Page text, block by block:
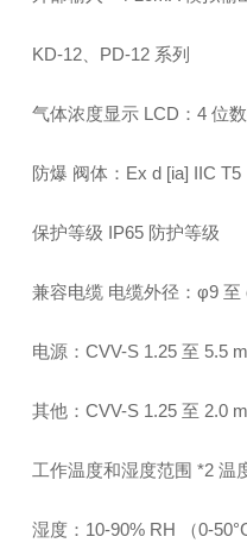
KD-12、PD-12 系列
气体浓度显示 LCD：4 位
防爆 阀体：Ex d [ia] IIC T5
保护等级 IP65 防护等级
兼容电缆 电缆外径：φ9 至
电源：CVV-S 1.25 至 5.5
其他：CVV-S 1.25 至 2.0
工作温度和湿度范围 *2 温
湿度：10-90% RH （0-